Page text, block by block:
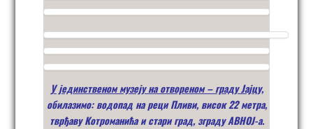
У јединственом музеју на отвореном – граду Јајцу,
обилазимо: водопад на реци Пливи, висок 22 метра,
тврђаву Котроманића и стари град, зграду АВНОЈ-а.